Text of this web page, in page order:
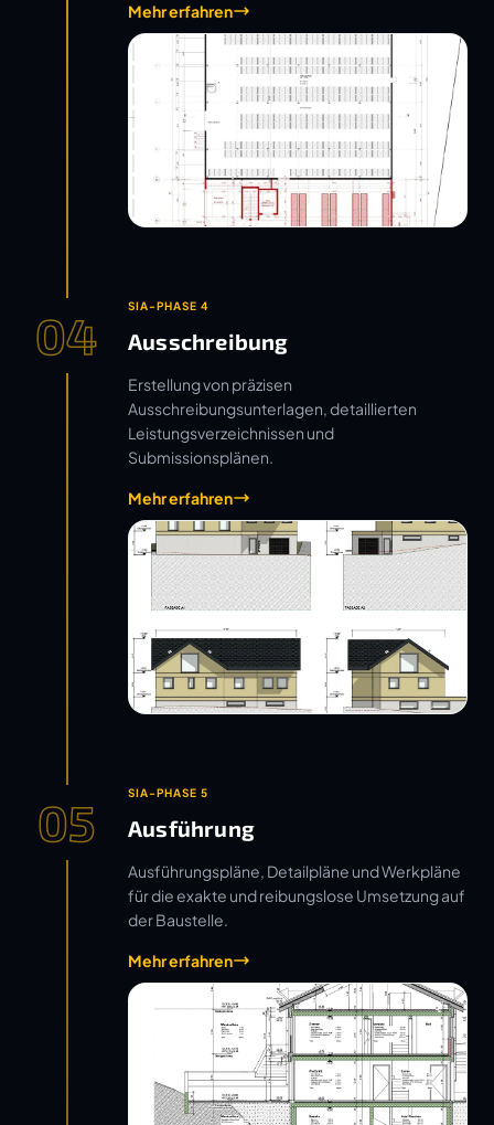
Mehr erfahren
04 SIA-PHASE 4
Ausschreibung
Erstellung von präzisen
Ausschreibungsunterlagen, detaillierten
Leistungsverzeichnissen und
Submissionsplänen.
Mehr erfahren
05 SIA-PHASE 5
Ausführung
Ausführungspläne, Detailpläne und Werkpläne
für die exakte und reibungslose Umsetzung auf
der Baustelle.
Mehr erfahren